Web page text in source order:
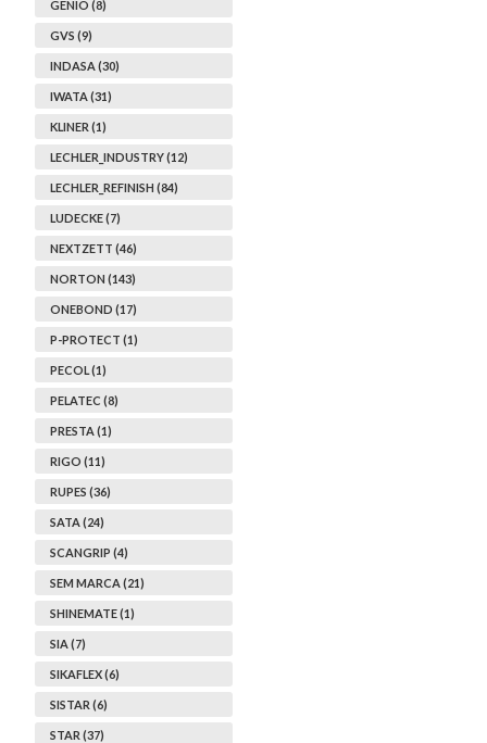
GENIO (8)
GVS (9)
INDASA (30)
IWATA (31)
KLINER (1)
LECHLER_INDUSTRY (12)
LECHLER_REFINISH (84)
LUDECKE (7)
NEXTZETT (46)
NORTON (143)
ONEBOND (17)
P-PROTECT (1)
PECOL (1)
PELATEC (8)
PRESTA (1)
RIGO (11)
RUPES (36)
SATA (24)
SCANGRIP (4)
SEM MARCA (21)
SHINEMATE (1)
SIA (7)
SIKAFLEX (6)
SISTAR (6)
STAR (37)